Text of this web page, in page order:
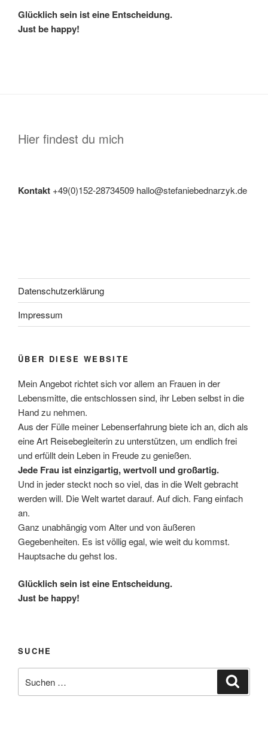
Glücklich sein ist eine Entscheidung.
Just be happy!
Hier findest du mich
Kontakt +49(0)152-28734509 hallo@stefaniebednarzyk.de
Datenschutzerklärung
Impressum
ÜBER DIESE WEBSITE
Mein Angebot richtet sich vor allem an Frauen in der
Lebensmitte, die entschlossen sind, ihr Leben selbst in die
Hand zu nehmen.
Aus der Fülle meiner Lebenserfahrung biete ich an, dich als
eine Art Reisebegleiterin zu unterstützen, um endlich frei
und erfüllt dein Leben in Freude zu genießen.
Jede Frau ist einzigartig, wertvoll und großartig.
Und in jeder steckt noch so viel, das in die Welt gebracht
werden will. Die Welt wartet darauf. Auf dich. Fang einfach
an.
Ganz unabhängig vom Alter und von äußeren
Gegebenheiten. Es ist völlig egal, wie weit du kommst.
Hauptsache du gehst los.
Glücklich sein ist eine Entscheidung.
Just be happy!
SUCHE
nach: